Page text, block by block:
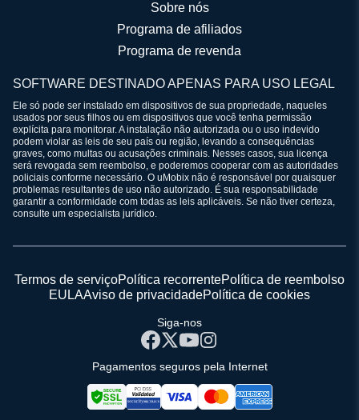
Sobre nós
Programa de afiliados
Programa de revenda
SOFTWARE DESTINADO APENAS PARA USO LEGAL
Ele só pode ser instalado em dispositivos de sua propriedade, naqueles
usados por seus filhos ou em dispositivos que você tenha permissão
explícita para monitorar. A instalação não autorizada ou o uso indevido
podem violar as leis de seu país ou região, levando a consequências
graves, como multas ou acusações criminais. Nesses casos, sua licença
será revogada sem reembolso, e poderemos cooperar com as autoridades
policiais conforme necessário. O uMobix não é responsável por quaisquer
problemas resultantes de uso não autorizado. É sua responsabilidade
garantir a conformidade com todas as leis aplicáveis. Se não tiver certeza,
consulte um especialista jurídico.
Termos de serviçoPolítica recorrentePolítica de reembolso
EULAAviso de privacidadePolítica de cookies
Siga-nos
Pagamentos seguros pela Internet